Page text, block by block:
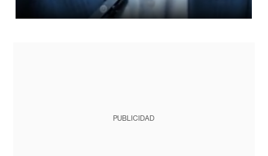
PUBLICIDAD